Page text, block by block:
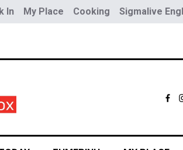
In My Place Cooking Sigmalive